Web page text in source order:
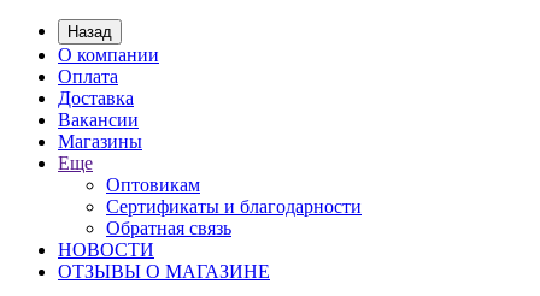
Назад
О компании
Оплата
Доставка
Вакансии
Магазины
Еще
Оптовикам
Сертификаты и благодарности
Обратная связь
НОВОСТИ
ОТЗЫВЫ О МАГАЗИНЕ